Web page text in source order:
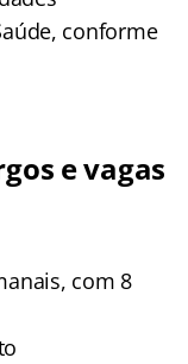
conforme
e vagas
com 8